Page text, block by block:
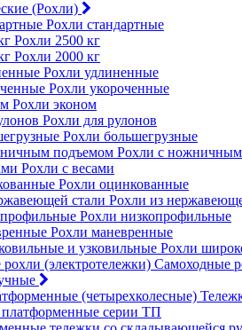
(Рохли)
Рохли стандартные
Рохли 2500 кг
Рохли 2000 кг
Рохли удлиненные
Рохли укороченные
Рохли эконом
Рохли для рулонов
Рохли большегрузные
Рохли с
Рохли с весами
Рохли оцинкованные
Рохли из
Рохли низкопрофильные
Рохли маневренные
Рохли
Самоходные
серии ТП